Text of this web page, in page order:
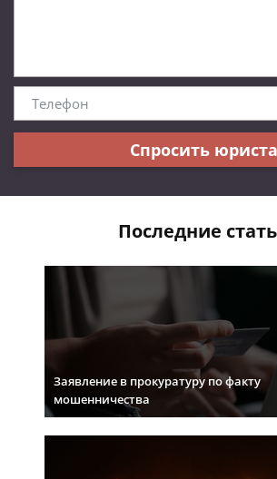
Спросить юриста
Последние
Заявление в прокуратуру по факту
мошенничества